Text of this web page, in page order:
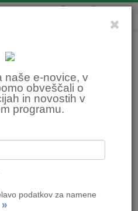
naše e-novice, v
obveščali o
in novostih v
programu.
podatkov za namene
»